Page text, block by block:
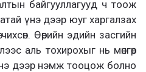
байгууллагууд ч тоож
үнэ дээр юуг харгалзах
Өөрийн эдийн засгийн
аль тохирохыг нь мөнгөөр
дээр нэмж тооцож болно